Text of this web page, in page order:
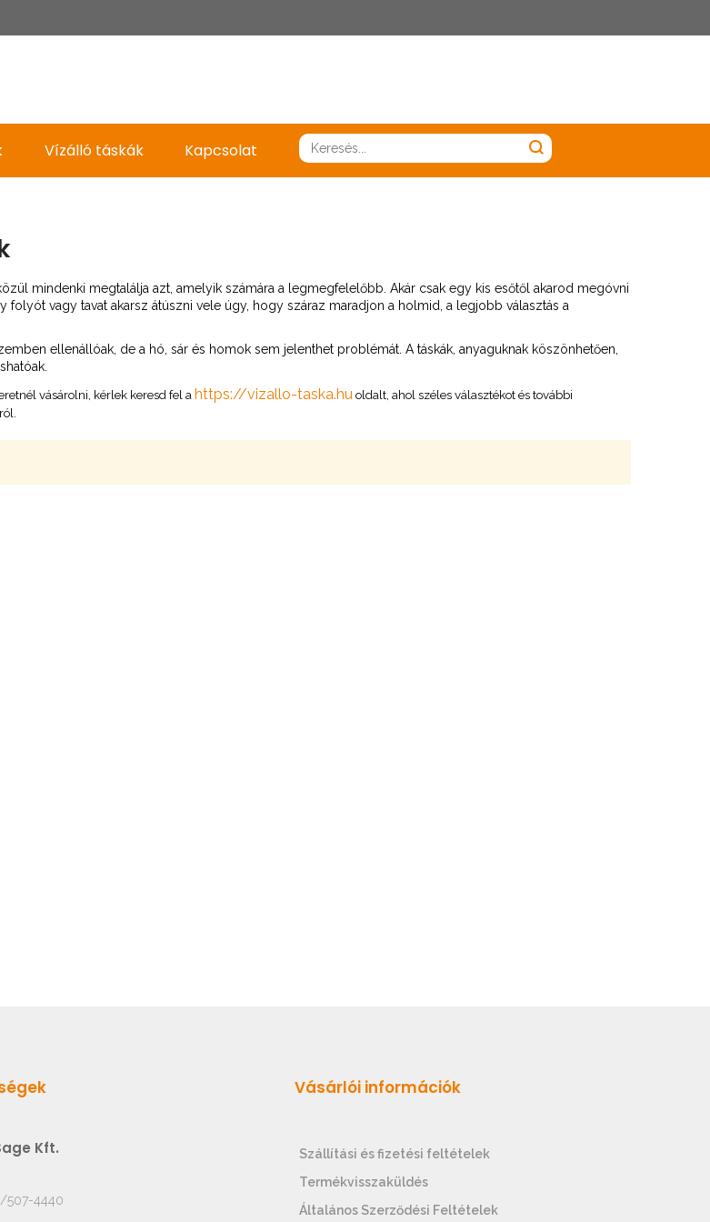
Vízálló táskák Kapcsolat Notice
Undefined
line
176
mindenki megtalálja azt, amelyik számára a legmegfelelőbb. Akár csak egy kis esőtől akarod megóvni
folyót vagy tavat akarsz átúszni vele úgy, hogy száraz maradjon a holmid, a legjobb választás a
ellenállóak, de a hó, sár és homok sem jelenthet problémát. A táskák, anyaguknak köszönhetően,
vásárolni, kérlek keresd fel a https://vizallo-taska.huoldalt, ahol széles választékot és további
Kft.
507-4440
Vásárlói információk
Szállítási és fizetési feltételek
Termékvisszaküldés
Általános Szerződési Feltételek